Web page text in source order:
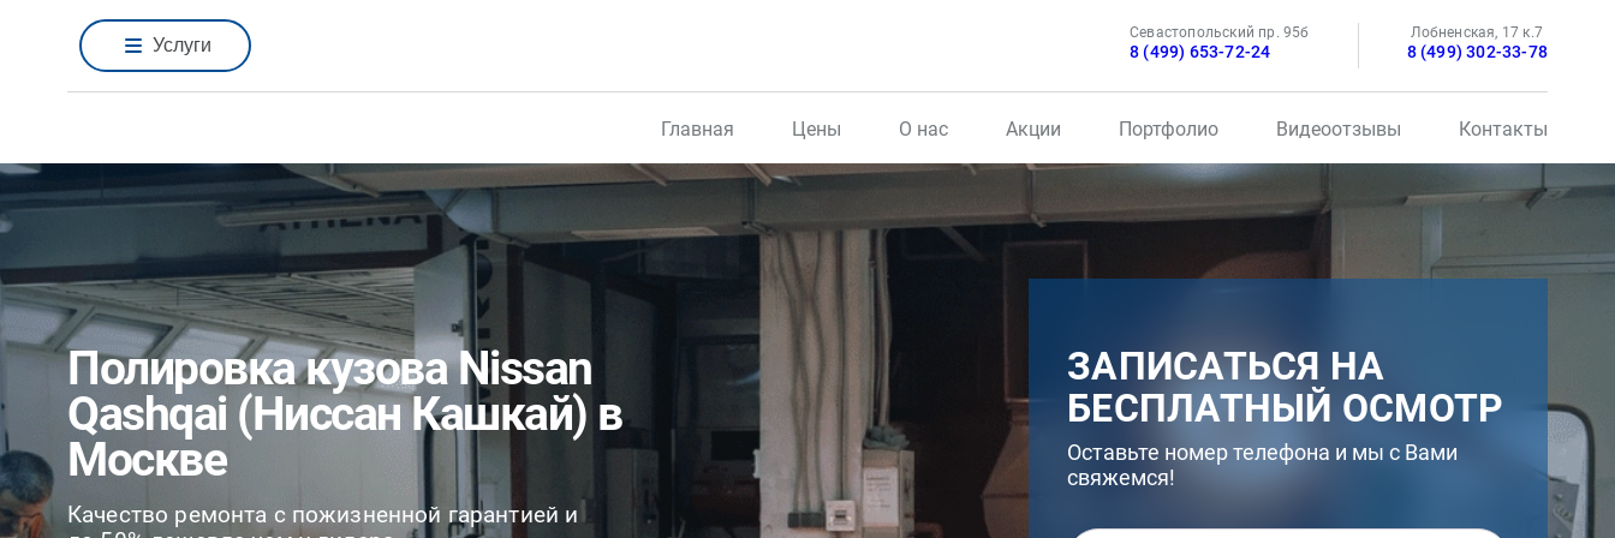
Услуги
Севастопольский пр. 95б
8 (499) 653-72-24
Лобненская, 17 к.7
8 (499) 302-33-78
Главная Цены О нас Акции Портфолио Видеоотзывы Контакты
Полировка кузова Nissan
Qashqai (Ниссан Кашкай) в
Москве
Качество ремонта с пожизненной гарантией и
ЗАПИСАТЬСЯ НА
БЕСПЛАТНЫЙ ОСМОТР
Оставьте номер телефона и мы с Вами
свяжемся!